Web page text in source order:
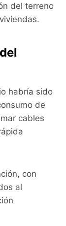
del terreno
habría sido
de
cables
con
al